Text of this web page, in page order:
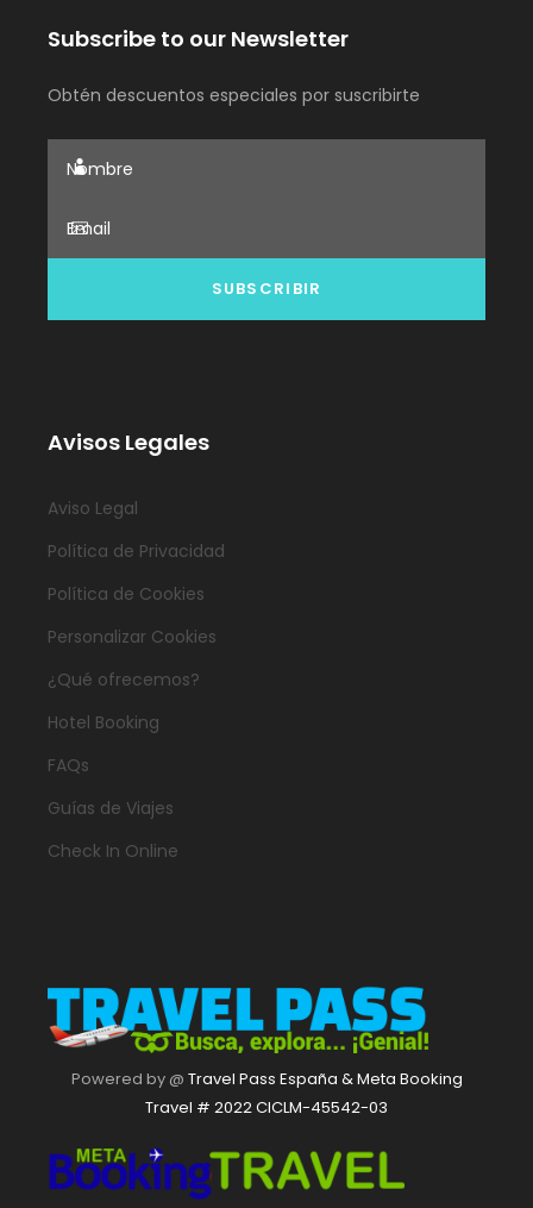
Subscribe to our Newsletter
Obtén descuentos especiales por suscribirte
Avisos Legales
Aviso Legal
Política de Privacidad
Política de Cookies
Personalizar Cookies
¿Qué ofrecemos?
Hotel Booking
FAQs
Guías de Viajes
Check In Online
Powered by @ Travel Pass España & Meta Booking
Travel # 2022 CICLM-45542-03